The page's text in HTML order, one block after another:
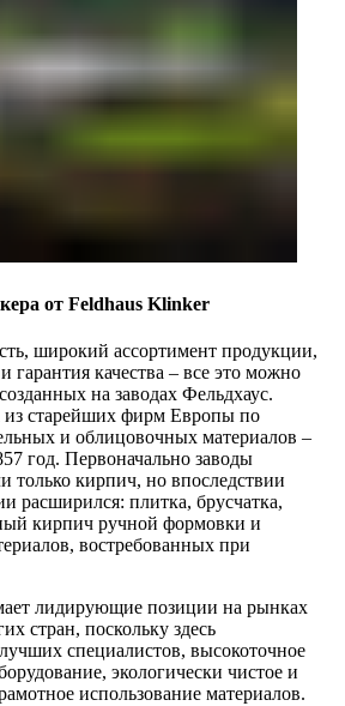
от Feldhaus Klinker
широкий ассортимент продукции,
гарантия качества – все это можно
на заводах Фельдхаус.
из старейших фирм Европы по
и облицовочных материалов –
год. Первоначально заводы
только кирпич, но впоследствии
расширился: плитка, брусчатка,
кирпич ручной формовки и
востребованных при
лидирующие позиции на рынках
стран, поскольку здесь
специалистов, высокоточное
экологически чистое и
использование материалов.